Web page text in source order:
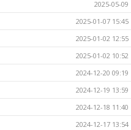
2025-05-09
2025-01-07 15:45
2025-01-02 12:55
2025-01-02 10:52
2024-12-20 09:19
2024-12-19 13:59
2024-12-18 11:40
2024-12-17 13:54